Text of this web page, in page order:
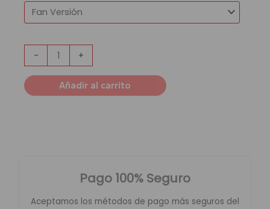
- +
Añadir al carrito
Pago 100% Seguro
Aceptamos los métodos de pago más seguros del